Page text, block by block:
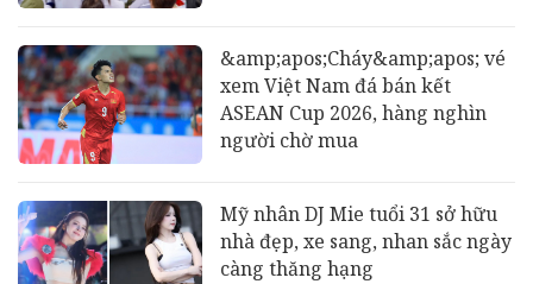
&amp;apos;Cháy&amp;apos; vé
xem Việt Nam đá bán kết
ASEAN Cup 2026, hàng nghìn
người chờ mua
Mỹ nhân DJ Mie tuổi 31 sở hữu
nhà đẹp, xe sang, nhan sắc ngày
càng thăng hạng